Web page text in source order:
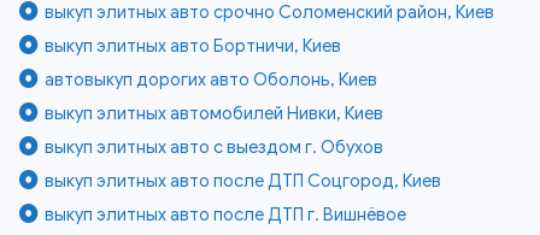
выкуп элитных авто срочно Соломенский район, Киев
выкуп элитных авто Бортничи, Киев
автовыкуп дорогих авто Оболонь, Киев
выкуп элитных автомобилей Нивки, Киев
выкуп элитных авто с выездом г. Обухов
выкуп элитных авто после ДТП Соцгород, Киев
выкуп элитных авто после ДТП г. Вишнёвое